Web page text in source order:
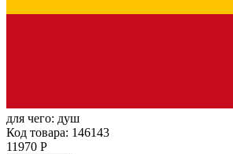
для чего: душ
Код товара: 146143
11970 Р